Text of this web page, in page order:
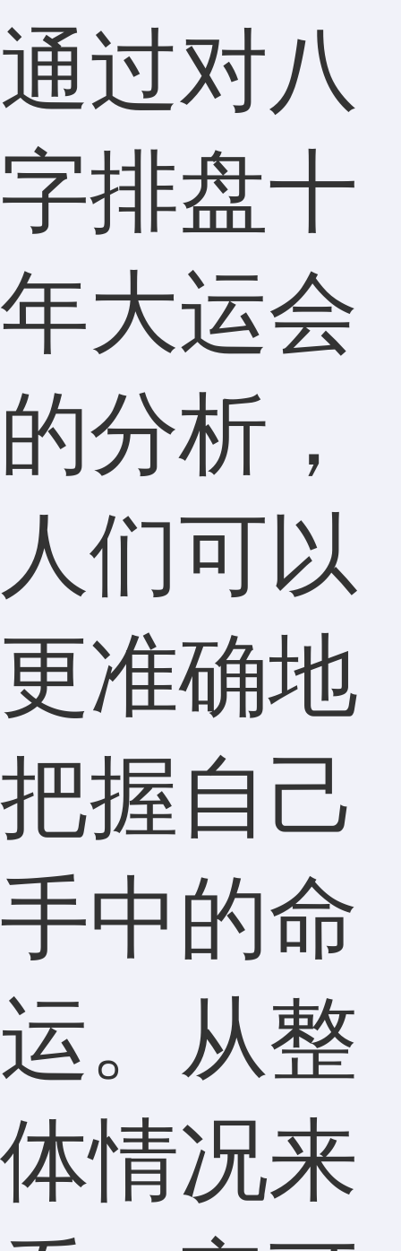
通过对八
字排盘十
年大运会
的分析，
人们可以
更准确地
把握自己
手中的命
运。从整
体情况来